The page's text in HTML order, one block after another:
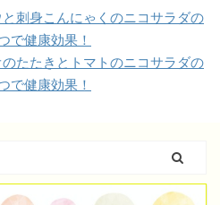
と刺身こんにゃくのニコサラダの
で健康効果！
のたたきとトマトのニコサラダの
で健康効果！